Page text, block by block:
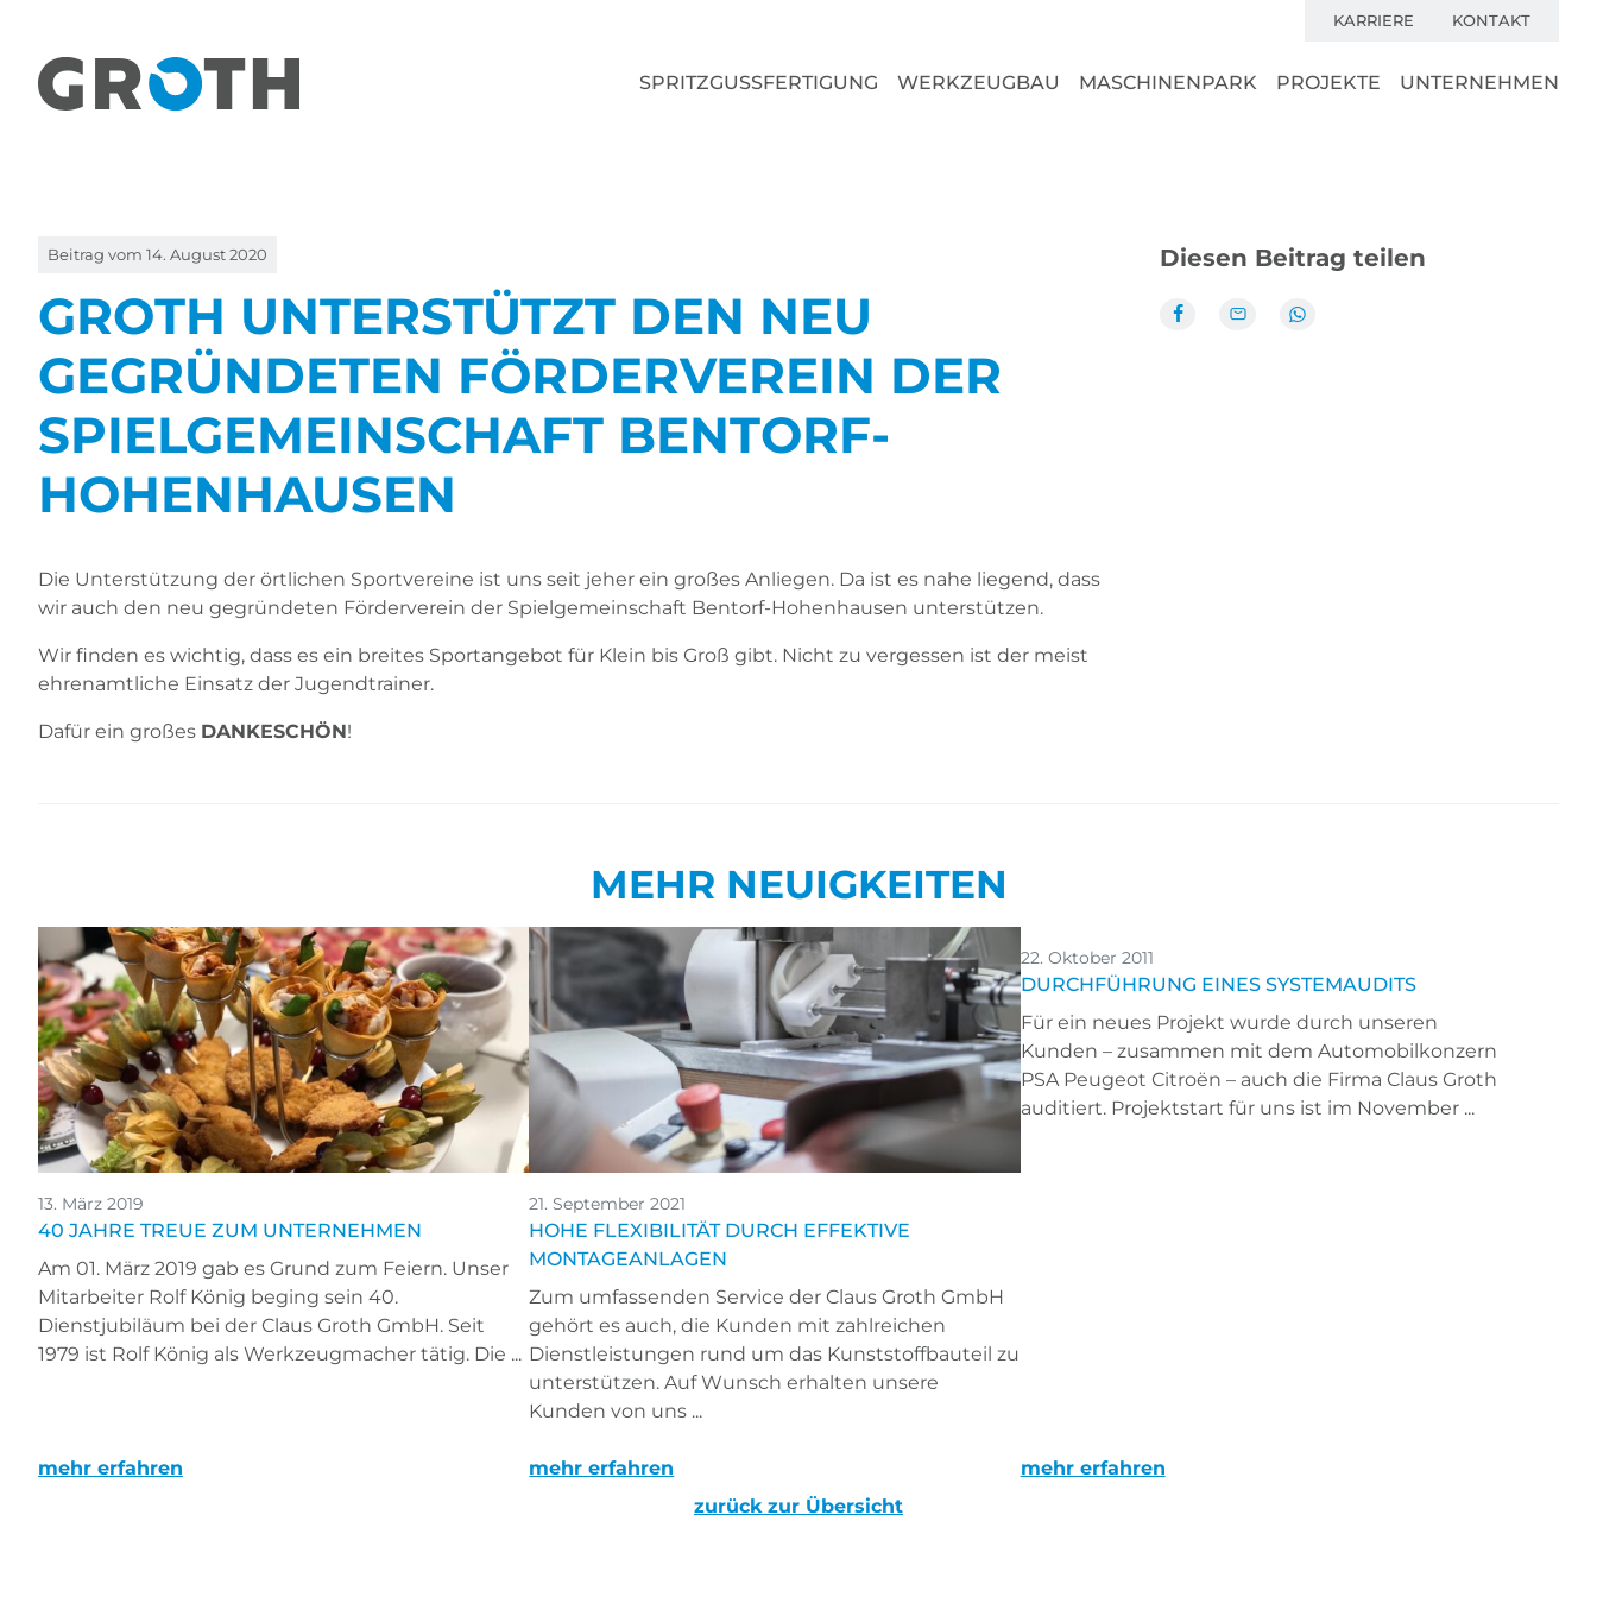
Inhalt
KARRIERE KONTAKT
SPRITZGUSSFERTIGUNG WERKZEUGBAU MASCHINENPARK PROJEKTE UNTERNEHMEN
Beitrag vom 14. August 2020
GROTH UNTERSTÜTZT DEN NEU
GEGRÜNDETEN FÖRDERVEREIN DER
SPIELGEMEINSCHAFT BENTORF-
HOHENHAUSEN
Die Unterstützung der örtlichen Sportvereine ist uns seit jeher ein großes Anliegen. Da ist es nahe liegend, dass
wir auch den neu gegründeten Förderverein der Spielgemeinschaft Bentorf-Hohenhausen unterstützen.
Wir finden es wichtig, dass es ein breites Sportangebot für Klein bis Groß gibt. Nicht zu vergessen ist der meist
ehrenamtliche Einsatz der Jugendtrainer.
Dafür ein großes DANKESCHÖN!
Diesen Beitrag teilen
MEHR NEUIGKEITEN
13. März 2019
40 JAHRE TREUE ZUM UNTERNEHMEN
Am 01. März 2019 gab es Grund zum Feiern. Unser
Mitarbeiter Rolf König beging sein 40.
Dienstjubiläum bei der Claus Groth GmbH. Seit
1979 ist Rolf König als Werkzeugmacher tätig. Die ...
mehr erfahren
21. September 2021
HOHE FLEXIBILITÄT DURCH EFFEKTIVE
MONTAGEANLAGEN
Zum umfassenden Service der Claus Groth GmbH
gehört es auch, die Kunden mit zahlreichen
Dienstleistungen rund um das Kunststoffbauteil zu
unterstützen. Auf Wunsch erhalten unsere
Kunden von uns ...
mehr erfahren
22. Oktober 2011
DURCHFÜHRUNG EINES SYSTEMAUDITS
Für ein neues Projekt wurde durch unseren
Kunden – zusammen mit dem Automobilkonzern
PSA Peugeot Citroën – auch die Firma Claus Groth
auditiert. Projektstart für uns ist im November ...
mehr erfahren
zurück zur Übersicht